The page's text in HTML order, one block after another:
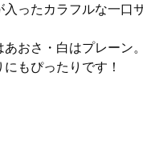
入ったカラフルな一口
おさ・白はプレーン。
もぴったりです！